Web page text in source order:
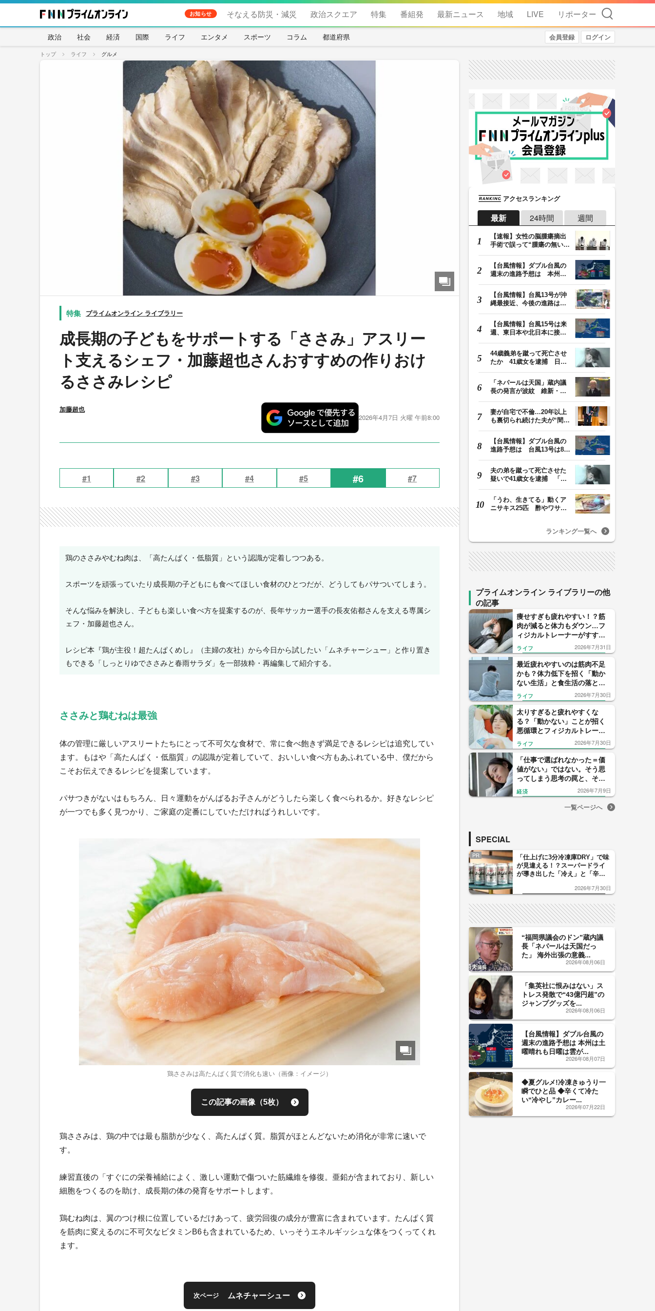
お知らせ そなえる防災・減災 政治スクエア 特集 番組発 最新ニュース 地域 LIVE リポーター 検索
政治 社会 経済 国際 ライフ エンタメ スポーツ コラム 都道府県 会員登録 ログイン
トップ ライフ グルメ
プライムオンライン ライブラリー
成長期の子どもをサポートする「ささみ」アスリー
ト支えるシェフ・加藤超也さんおすすめの作りおけ
るささみレシピ
加藤超也
2026年4月7日 火曜 午前8:00
#1 #2 #3 #4 #5 #6 #7
鶏のささみやむね肉は、「高たんぱく・低脂質」という認識が定着しつつある。
スポーツを頑張っていたり成長期の子どもにも食べてほしい食材のひとつだが、どうしてもパサついてしまう。
そんな悩みを解決し、子どもも楽しい食べ方を提案するのが、長年サッカー選手の長友佑都さんを支える専属シ
ェフ・加藤超也さん。
レシピ本『鶏が主役！超たんぱくめし』（主婦の友社）から今日から試したい「ムネチャーシュー」と作り置き
もできる「しっとりゆでささみと春雨サラダ」を一部抜粋・再編集して紹介する。
ささみと鶏むねは最強
体の管理に厳しいアスリートたちにとって不可欠な食材で、常に食べ飽きず満足できるレシピは追究してい
ます。もはや「高たんぱく・低脂質」の認識が定着していて、おいしい食べ方もあふれている中、僕だから
こそお伝えできるレシピを提案しています。
パサつきがないはもちろん、日々運動をがんばるお子さんがどうしたら楽しく食べられるか。好きなレシピ
が一つでも多く見つかり、ご家庭の定番にしていただければうれしいです。
鶏ささみは高たんぱく質で消化も速い（画像：イメージ）
この記事の画像（5枚）
鶏ささみは、鶏の中では最も脂肪が少なく、高たんぱく質。脂質がほとんどないため消化が非常に速いで
す。
練習直後の「すぐにの栄養補給によく、激しい運動で傷ついた筋繊維を修復。亜鉛が含まれており、新しい
細胞をつくるのを助け、成長期の体の発育をサポートします。
鶏むね肉は、翼のつけ根に位置しているだけあって、疲労回復の成分が豊富に含まれています。たんぱく質
を筋肉に変えるのに不可欠なビタミンB6も含まれているため、いっそうエネルギッシュな体をつくってくれ
ます。
次ページ ムネチャーシュー
アクセスランキング
最新 24時間 週間
【速報】女性の脳腫瘍摘出
手術で誤って“腫瘍の無い部
【台風情報】ダブル台風の
週末の進路予想は 本州は
【台風情報】台風13号が沖
縄最接近、今後の進路は？
【台風情報】台風15号は来
週、東日本や北日本に接近
44歳義弟を蹴って死亡させ
たか 41歳女を逮捕 日頃
「ネパールは天国」蔵内議
長の発言が波紋 維新・吉
妻が自宅で不倫…20年以上
も裏切られ続けた夫が“間
【台風情報】ダブル台風の
進路予想は 台風13号は8日
夫の弟を蹴って死亡させた
疑いで41歳女を逮捕 「生
「うわ、生きてる」動くア
ニサキス25匹 酢やワサビ
ランキング一覧へ
プライムオンライン ライブラリーの他
の記事
痩せすぎも疲れやすい！？筋
肉が減ると体力もダウン…フ
ィジカルトレーナーがすすめ
る1日1回の5大たんぱく源の習
慣
ライフ 2026年7月31日
最近疲れやすいのは筋肉不足
かも？体力低下を招く「動か
ない生活」と食生活の落とし
穴
ライフ 2026年7月30日
太りすぎると疲れやすくな
る？「動かない」ことが招く
悪循環とフィジカルトレーナ
ーが教える1日8000歩のすすめ
ライフ 2026年7月30日
「仕事で選ばれなかった＝価
値がない」ではない。そう思
ってしまう思考の罠と、その
先にある可能性
経済 2026年7月9日
一覧ページへ
SPECIAL
PR
「仕上げに3分冷凍庫DRY」で味
が見違える！？スーパードライ
が導き出した「冷え」と「辛
した「辛口カーブ」が飲み頃の
2026年7月30日
“福岡県議会のドン”蔵内議
長「ネパールは天国だっ
た」 海外出張の意義...
2026年08月06日
「集英社に恨みはない」ス
トレス発散で“43億円超”の
ジャンプグッズを...
2026年08月06日
【台風情報】ダブル台風の
週末の進路予想は 本州は土
曜晴れも日曜は雲が...
2026年08月07日
◆夏グルメ!冷凍きゅうり一
瞬でひと品 ◆辛くて冷た
い“冷やし”カレー...
2026年07月22日